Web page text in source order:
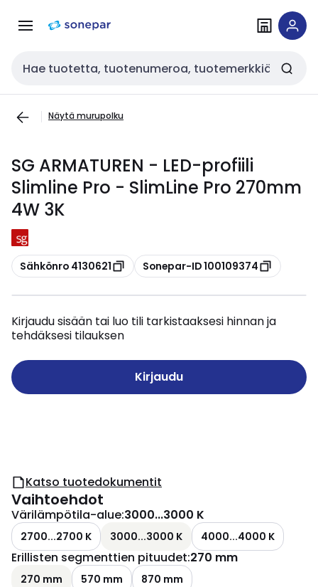
navigointiinsisältöön
Haku
Näytä murupolku
SG ARMATUREN - LED-profiili
Slimline Pro - SlimLine Pro 270mm
4W 3K
Kopioi
Sähkönro 4130621 Kopioi
Sonepar-ID 100109374
Kirjaudu sisään tai luo tili tarkistaaksesi hinnan ja
tehdäksesi tilauksen
Kirjaudu
Katso tuotedokumentit
Vaihtoehdot
Värilämpötila-alue:3000...3000 K
2700...2700 K 3000...3000 K 4000...4000 K
Erillisten segmenttien pituudet:270 mm
270 mm 570 mm 870 mm